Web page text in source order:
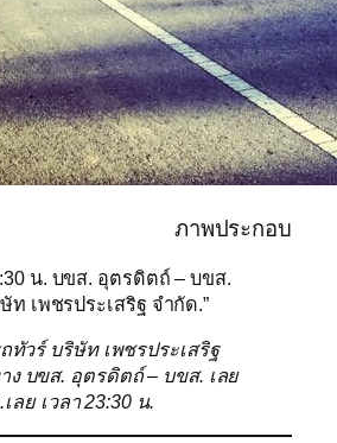
ภาพประกอบ
น. บขส. อุตรดิตถ์ – บขส.
ท เพชรประเสริฐ จำกัด.”
ทัวร์ บริษัท เพชรประเสริฐ
ง บขส. อุตรดิตถ์ – บขส. เลย
เลย เวลา 23:30 น.